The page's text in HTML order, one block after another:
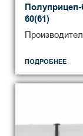
Полуприцеп-
60(61)
ПОДРОБНЕЕ